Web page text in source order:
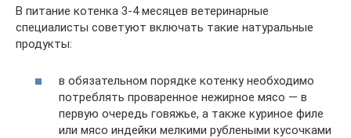
В питание котенка 3-4 месяцев ветеринарные
специалисты советуют включать такие натуральные
продукты:
в обязательном порядке котенку необходимо
потреблять проваренное нежирное мясо — в
первую очередь говяжье, а также куриное филе
или мясо индейки мелкими рублеными кусочками